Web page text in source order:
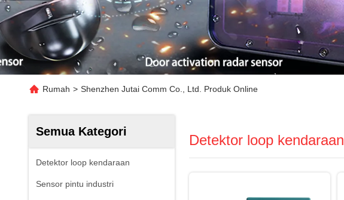
Rumah > Shenzhen Jutai Comm Co., Ltd. Produk Online
Semua Kategori
Detektor loop kendaraan
Sensor pintu industri
Detektor loop kendaraan